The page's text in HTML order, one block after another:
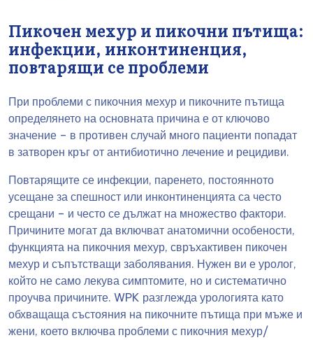
Пикочен мехур и пикочни пътища:
инфекции, инконтиненция,
повтарящи се проблеми
При проблеми с пикочния мехур и пикочните пътища
определянето на основната причина е от ключово
значение – в противен случай много пациенти попадат
в затворен кръг от антибиотично лечение и рецидиви.
Повтарящите се инфекции, паренето, постоянното
усещане за спешност или инконтиненцията са често
срещани – и често се дължат на множество фактори.
Причините могат да включват анатомични особености,
функцията на пикочния мехур, свръхактивен пикочен
мехур и съпътстващи заболявания. Нужен ви е уролог,
който не само лекува симптомите, но и систематично
проучва причините. WPK разглежда урологията като
обхващаща състояния на пикочните пътища при мъже и
жени, което включва проблеми с пикочния мехур/